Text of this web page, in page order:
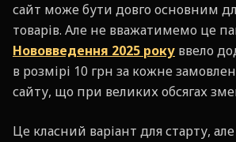
сайт може бути довго основним
товарів. Але не вважатимемо це
Нововведення 2025 року ввело
в розмірі 10 грн за кожне
сайту, що при великих обсягах
Це класний варіант для старту,